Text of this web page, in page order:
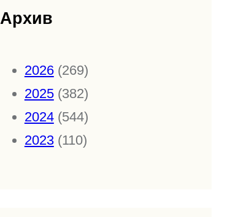
Архив
2026(269)
2025(382)
2024(544)
2023(110)